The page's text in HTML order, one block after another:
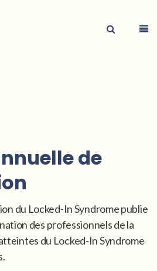
de
du Locked-In Syndrome publie
des professionnels de la
du Locked-In Syndrome